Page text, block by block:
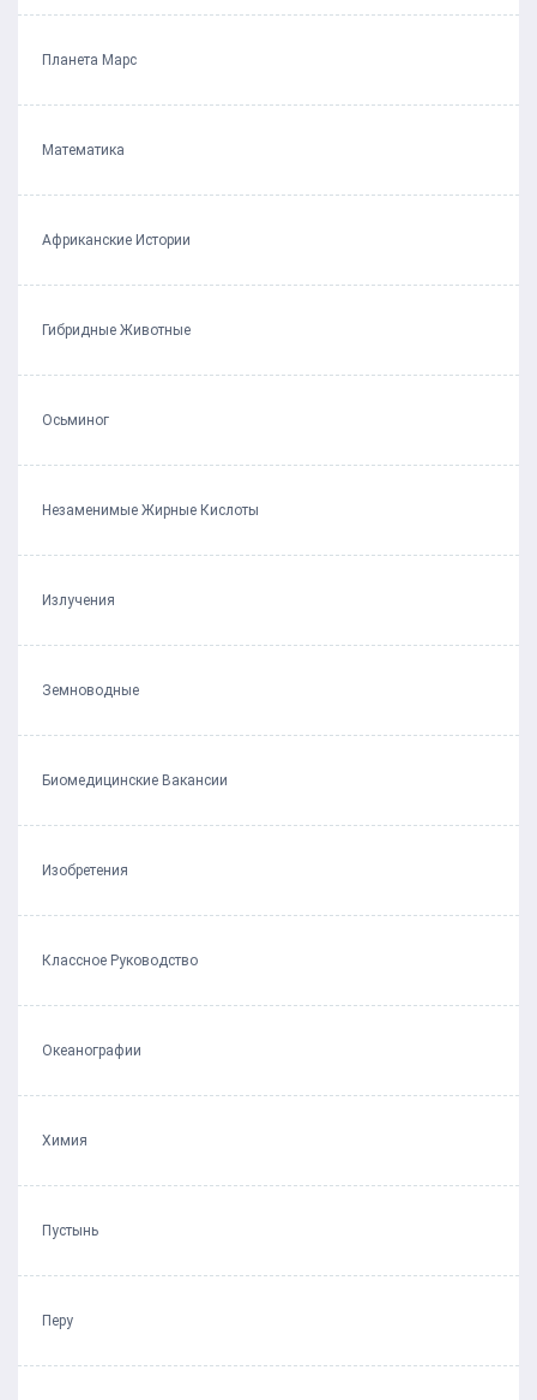
Планета Марс
Математика
Африканские Истории
Гибридные Животные
Осьминог
Незаменимые Жирные Кислоты
Излучения
Земноводные
Биомедицинские Вакансии
Изобретения
Классное Руководство
Океанографии
Химия
Пустынь
Перу